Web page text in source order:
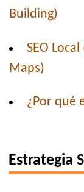
Building)
SEO
Maps)
¿Por qué
Estrategia